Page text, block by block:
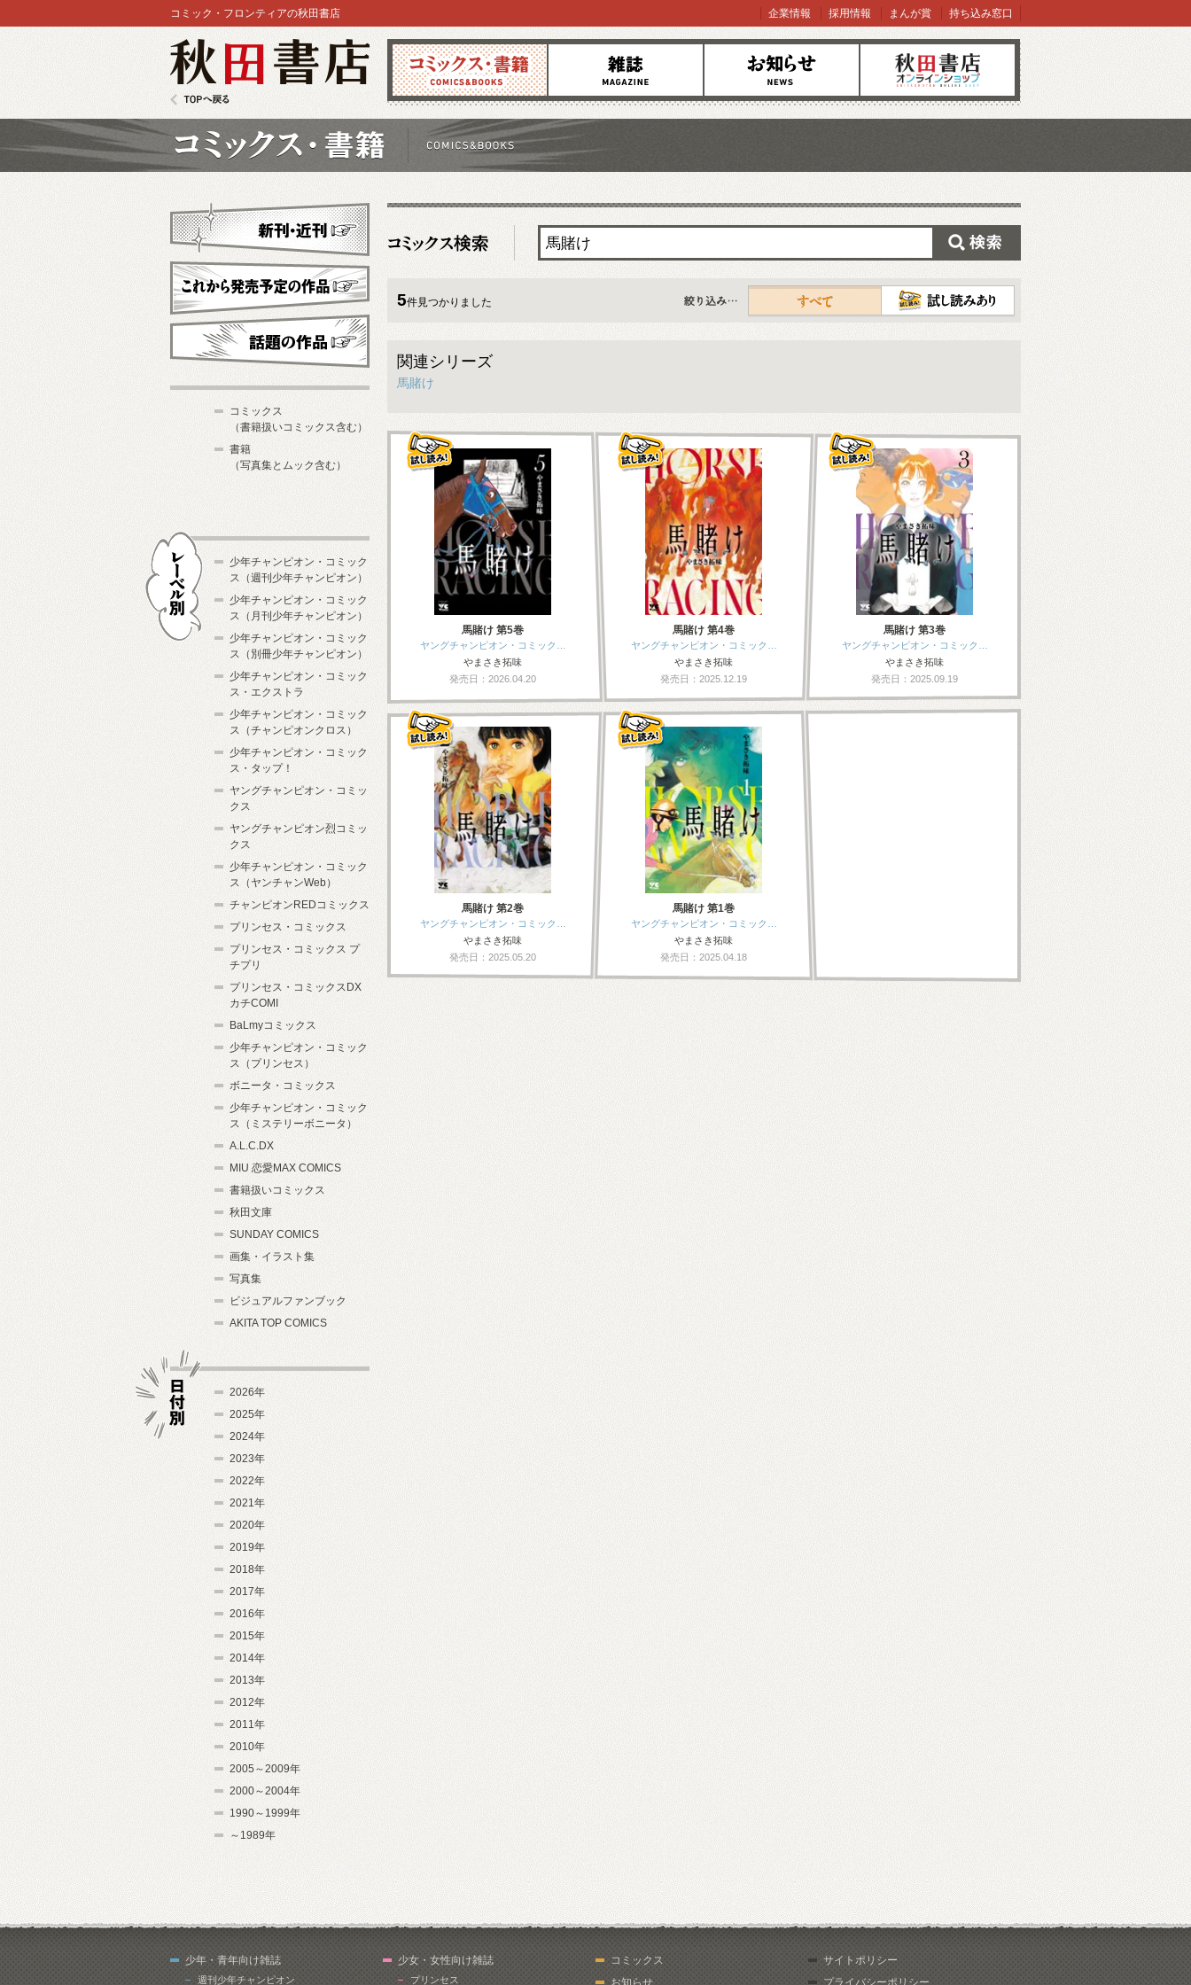
コミックス 雑誌 お知らせ オンラインショップ
コミック・フロンティアの秋田書店 企業情報 採用情報 まんが賞 持ち込み窓口
5件見つかりました
すべて
関連シリーズ
馬賭け
馬賭け 第5巻
ヤングチャンピオン・コミック…
やまさき拓味
発売日：2026.04.20
馬賭け 第4巻
ヤングチャンピオン・コミック…
やまさき拓味
発売日：2025.12.19
馬賭け 第3巻
ヤングチャンピオン・コミック…
やまさき拓味
発売日：2025.09.19
馬賭け 第2巻
ヤングチャンピオン・コミック…
やまさき拓味
発売日：2025.05.20
馬賭け 第1巻
ヤングチャンピオン・コミック…
やまさき拓味
発売日：2025.04.18
新刊・近刊
これから発売予定
コミックス
（書籍扱いコミックス含む）
書籍
（写真集とムック含む）
少年チャンピオン・コミック
ス（週刊少年チャンピオン）
少年チャンピオン・コミック
ス（月刊少年チャンピオン）
少年チャンピオン・コミック
ス（別冊少年チャンピオン）
少年チャンピオン・コミック
ス・エクストラ
少年チャンピオン・コミック
ス（チャンピオンクロス）
少年チャンピオン・コミック
ス・タップ！
ヤングチャンピオン・コミッ
クス
ヤングチャンピオン烈コミッ
クス
少年チャンピオン・コミック
ス（ヤンチャンWeb）
チャンピオンREDコミックス
プリンセス・コミックス
プリンセス・コミックス プ
チプリ
プリンセス・コミックスDX
カチCOMI
BaLmyコミックス
少年チャンピオン・コミック
ス（プリンセス）
ボニータ・コミックス
少年チャンピオン・コミック
ス（ミステリーボニータ）
A.L.C.DX
MIU 恋愛MAX COMICS
書籍扱いコミックス
秋田文庫
SUNDAY COMICS
画集・イラスト集
写真集
ビジュアルファンブック
AKITA TOP COMICS
2026年
2025年
2024年
2023年
2022年
2021年
2020年
2019年
2018年
2017年
2016年
2015年
2014年
2013年
2012年
2011年
2010年
2005～2009年
2000～2004年
1990～1999年
～1989年
少年・青年向け雑誌
週刊少年チャンピオン
少女・女性向け雑誌
プリンセス
コミックス
お知らせ
サイトポリシー
プライバシーポリシー